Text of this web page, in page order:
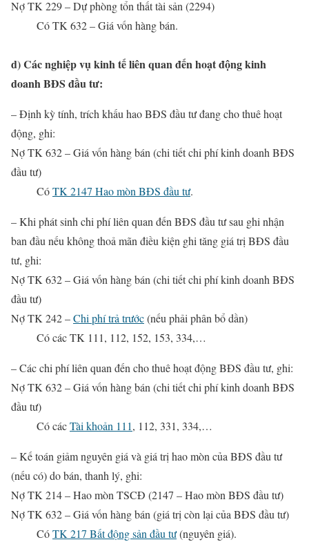
Nợ TK 229 – Dự phòng tổn thất tài sản (2294)
Có TK 632 – Giá vốn hàng bán.
d) Các nghiệp vụ kinh tế liên quan đến hoạt động kinh
doanh BĐS đầu tư:
– Định kỳ tính, trích khấu hao BĐS đầu tư đang cho thuê hoạt
động, ghi:
Nợ TK 632 – Giá vốn hàng bán (chi tiết chi phí kinh doanh BĐS
đầu tư)
CóTK 2147 Hao mòn BĐS đầu tư.
– Khi phát sinh chi phí liên quan đến BĐS đầu tư sau ghi nhận
ban đầu nếu không thoả mãn điều kiện ghi tăng giá trị BĐS đầu
tư, ghi:
Nợ TK 632 – Giá vốn hàng bán (chi tiết chi phí kinh doanh BĐS
đầu tư)
NợTK 242 –Chi phí trả trước(nếu phải phân bổ dần)
Có các TK 111, 112, 152, 153, 334,…
– Các chi phí liên quan đến cho thuê hoạt động BĐS đầu tư, ghi:
Nợ TK 632 – Giá vốn hàng bán (chi tiết chi phí kinh doanh BĐS
đầu tư)
Có cácTài khoản 111, 112, 331, 334,…
– Kế toán giảm nguyên giá và giá trị hao mòn của BĐS đầu tư
(nếu có) do bán, thanh lý, ghi:
Nợ TK 214 – Hao mòn TSCĐ (2147 – Hao mòn BĐS đầu tư)
Nợ TK 632 – Giá vốn hàng bán (giá trị còn lại của BĐS đầu tư)
CóTK 217 Bất động sản đầu tư(nguyên giá).